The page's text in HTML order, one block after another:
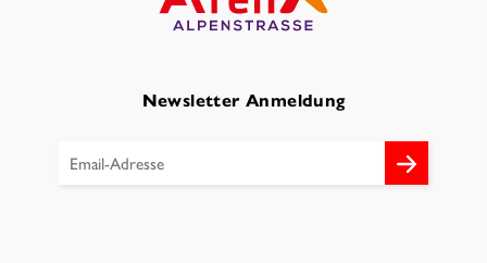
Newsletter Anmeldung